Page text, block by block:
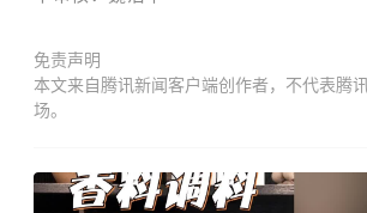
免责声明
本文来自腾讯新闻客户端创作者，不代表腾
场。